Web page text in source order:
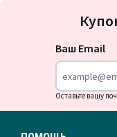
Ваш Email
Оставьте вашу